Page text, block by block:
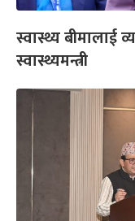
स्वास्थ्य बीमालाई
स्वास्थ्यमन्त्री